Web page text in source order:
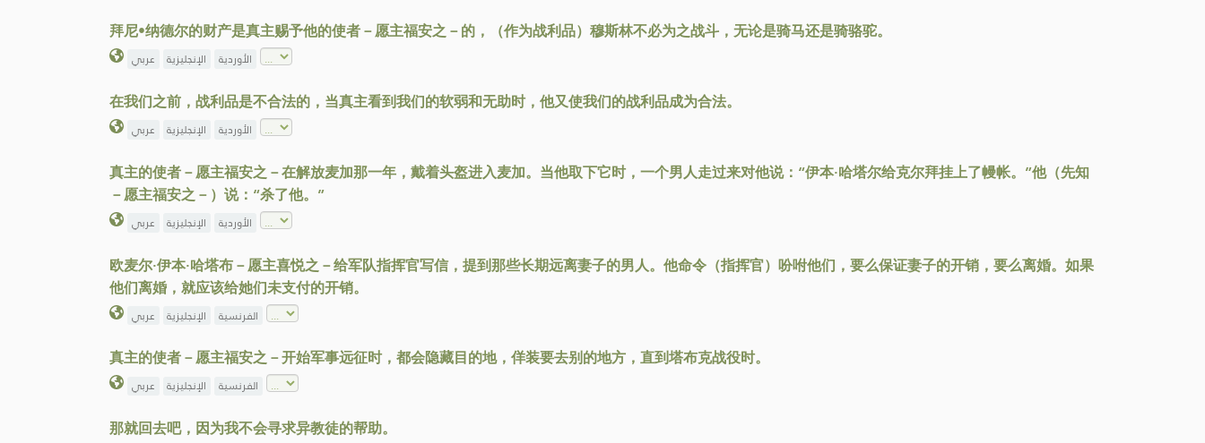
拜尼•纳德尔的财产是真主赐予他的使者－愿主福安之－的，（作为战利品）穆斯林不必为之战斗，无论是骑马还是骑骆驼。
عربي الإنجليزية الأوردية
在我们之前，战利品是不合法的，当真主看到我们的软弱和无助时，他又使我们的战利品成为合法。
عربي الإنجليزية الأوردية
真主的使者－愿主福安之－在解放麦加那一年，戴着头盔进入麦加。当他取下它时，一个男人走过来对他说：“伊本·哈塔尔给克尔拜挂上了幔帐。”他（先知
－愿主福安之－）说：“杀了他。”
عربي الإنجليزية الأوردية
欧麦尔·伊本·哈塔布－愿主喜悦之－给军队指挥官写信，提到那些长期远离妻子的男人。他命令（指挥官）吩咐他们，要么保证妻子的开销，要么离婚。如果
他们离婚，就应该给她们未支付的开销。
عربي الإنجليزية الفرنسية
真主的使者－愿主福安之－开始军事远征时，都会隐藏目的地，佯装要去别的地方，直到塔布克战役时。
عربي الإنجليزية الفرنسية
那就回去吧，因为我不会寻求异教徒的帮助。